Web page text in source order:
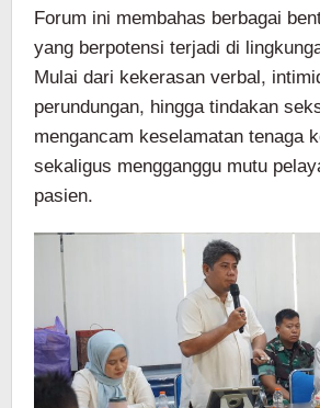
Forum ini membahas berbagai
yang berpotensi terjadi di
Mulai dari kekerasan verbal,
perundungan, hingga tindakan
mengancam keselamatan tenaga
sekaligus mengganggu mutu
pasien.